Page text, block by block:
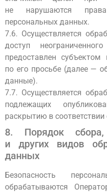
не нарушаются
персональных данных.
7.6. Осуществляется
доступ
предоставлен
по его просьбе (далее —
данные).
7.7. Осуществляется
подлежащих
раскрытию в
8. Порядок сбора,
и других видов
данных
Безопасность
обрабатываются